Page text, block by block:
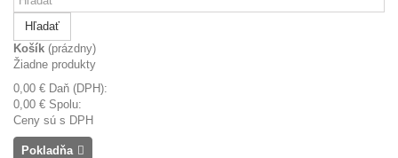
Hľadať
Košík (prázdny)
Žiadne produkty
0,00 € Daň (DPH):
0,00 € Spolu:
Ceny sú s DPH
Pokladňa